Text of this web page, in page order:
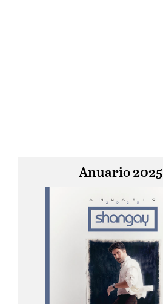
Anuario 2025